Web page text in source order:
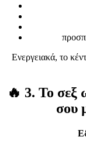
Ενεργειακά, το
🔥 3. Το σεξ
σου